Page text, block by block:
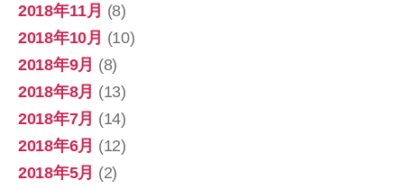
2018年11月 (8)
2018年10月 (10)
2018年9月 (8)
2018年8月 (13)
2018年7月 (14)
2018年6月 (12)
2018年5月 (2)